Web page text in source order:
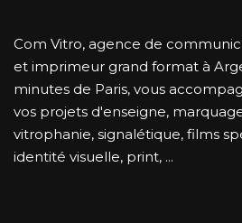
Com Vitro, agence de
et imprimeur grand format à
minutes de Paris, vous
vos projets d'enseigne,
vitrophanie, signalétique, films
identité visuelle, print, ...